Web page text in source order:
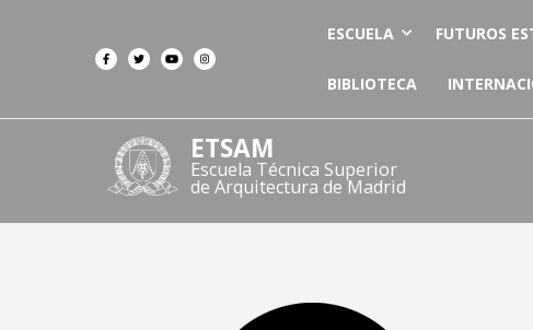
ESCUELA FUTUROS
BIBLIOTECA
ETSAM
Escuela Técnica Superior
de Arquitectura de Madrid